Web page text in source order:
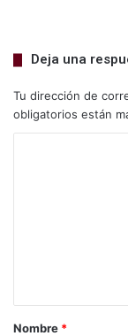
Deja una
Tu dirección de
obligatorios están
Nombre *